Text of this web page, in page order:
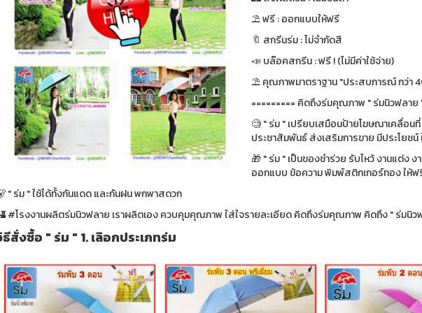
⛱ ฟรี : ออกแบบให้ฟรี
🔖 สกรีนร่ม : ไม่จำกัดสี
📣 บล๊อคสกรีน : ฟรี ! (ไม่มีค่าใช้จ่าย)
⛱ คุณภาพมาตราฐาน "ประสบการณ์ กว่า
========= คิดถึงร่มคุณภาพ " ร่มนิวฟลาย "
🧐 " ร่ม " เปรียบเสมือนป้ายโฆษณาเคลื่อนที่
ประชาสัมพันธ์ ส่งเสริมการขาย มีประโยชน์
🎁 " ร่ม " เป็นของชำร่วย รับไหว้ งานแต่ง
ออกแบบ ข้อความ พิมพ์สติกเกอร์ทอง ให้ฟ
" ร่ม " ใช้ได้ทั้งกันแดด และกันฝน พกพาสดวก
#โรงงานผลิตร่มนิวฟลาย เราผลิตเอง ควบคุมคุณภาพ ใส่ใจรายละเอียด คิดถึงร่มคุณภาพ คิดถึง " ร่มนิว
สั่งซื้อ " ร่ม " 1. เลิอกประเภทร่ม